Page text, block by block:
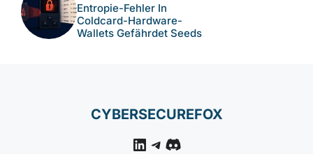
Entropie-Fehler In
Coldcard-Hardware-
Wallets Gefährdet Seeds
CYBERSECUREFOX
LinkedIn
Telegram
Discord